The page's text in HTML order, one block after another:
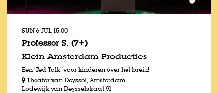
Professor S. (7+)
Klein Amsterdam Producties
SUN 6 JUL 15:00
Een ‘Ted Talk’ voor kinderen over het brein!
Theater van Deyssel, Amsterdam
Lodewijk van Deysselstraat 91